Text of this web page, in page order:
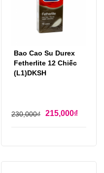
Bao Cao Su Durex
Fetherlite 12 Chiếc
(L1)DKSH
230,000₫ 215,000₫